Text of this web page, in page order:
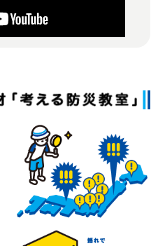
靱化大賞)」優秀賞を受賞
パン推進協議会WEBサイトへ